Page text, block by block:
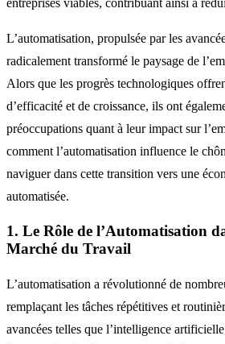
L’automatisation, propulsée par les
radicalement transformé le paysage de
Alors que les progrès technologiques
d’efficacité et de croissance, ils ont
préoccupations quant à leur impact sur
comment l’automatisation influence le
naviguer dans cette transition vers une
automatisée.
1. Le Rôle de l’Automatisation
Marché du Travail
L’automatisation a révolutionné de
remplaçant les tâches répétitives et
avancées telles que l’intelligence